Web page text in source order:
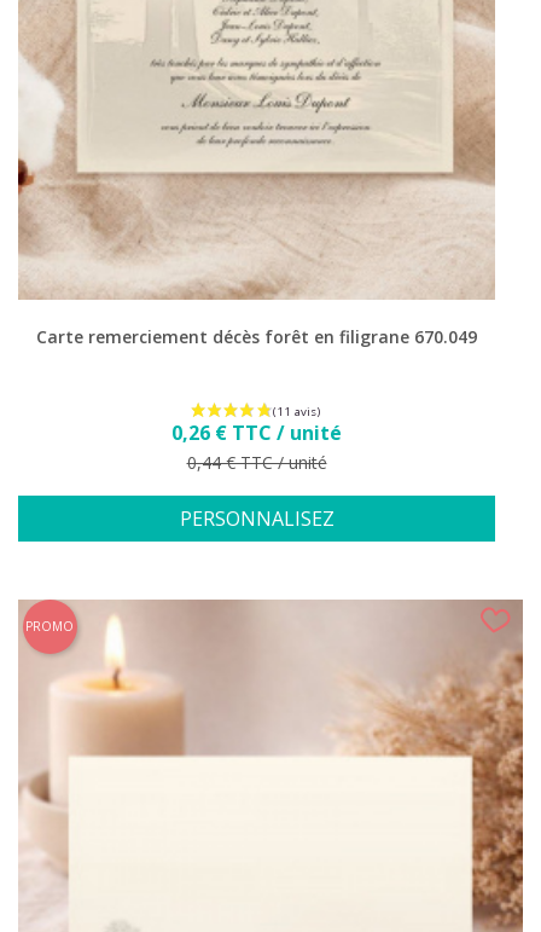
(26
Carte remerciement décès forêt en filigrane 670.049
Prix
0,26 € TTC / unité
Prix de base
0,44 € TTC / unité
PERSONNALISEZ
PROMO